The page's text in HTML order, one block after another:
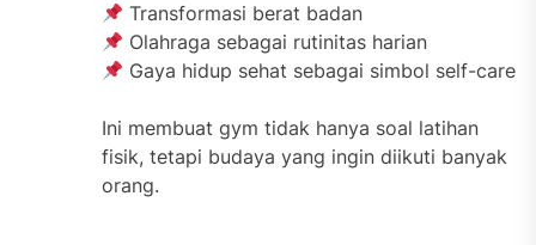
Transformasi berat badan
Olahraga sebagai rutinitas harian
Gaya hidup sehat sebagai simbol self-care
Ini membuat gym tidak hanya soal latihan
fisik, tetapi budaya yang ingin diikuti banyak
orang.